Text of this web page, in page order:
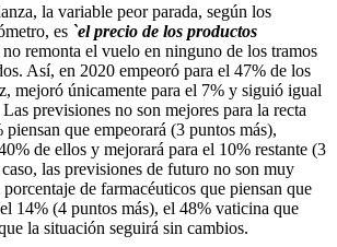
la variable peor parada, según los
es `el precio de los productos
no remonta el vuelo en ninguno de los tramos
Así, en 2020 empeoró para el 47% de los
mejoró únicamente para el 7% y siguió igual
previsiones no son mejores para la recta
que empeorará (3 puntos más),
de ellos y mejorará para el 10% restante (3
las previsiones de futuro no son muy
de farmacéuticos que piensan que
14% (4 puntos más), el 48% vaticina que
la situación seguirá sin cambios.